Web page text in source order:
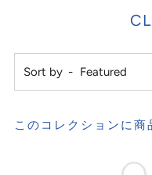
Sort by
このコレクションに商